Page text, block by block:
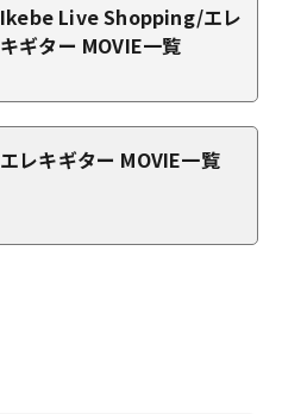
Ikebe Live Shopping/エレ
キギター MOVIE一覧
エレキギター MOVIE一覧